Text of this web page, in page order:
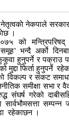
नेकपाले सरकार
।
को मन्त्रिपरिषद्
भन्दै अर्को
हुनुपर्ने र पक्राउ
मुद्दा फिर्ता हुनुपर्ने
विकल्प र संकट
समीक्षा सभा
संंघर्ष गरेको
सम्पन्न
रहेकाछन ।